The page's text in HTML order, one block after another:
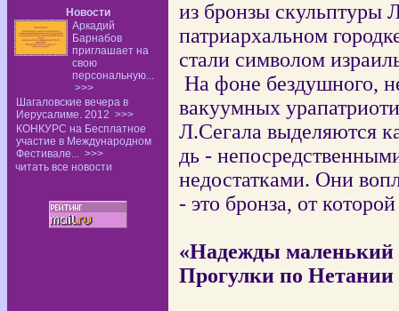
Новости
Аркадий
Барнабов
приглашает на
свою
персональную...
>>>
Шагаловские вечера в
Иерусалиме. 2012 >>>
КОНКУРС на Бесплатное
участие в Международном
Фестивале... >>>
читать все новости
из бронзы скульптуры
патриархальном
стали символом
На фоне бездушного,
вакуумных
Л.Сегала выделяются
дь -
недостатками. Они
- это бронза, от
«Надежды маленький
Прогулки по Нетании